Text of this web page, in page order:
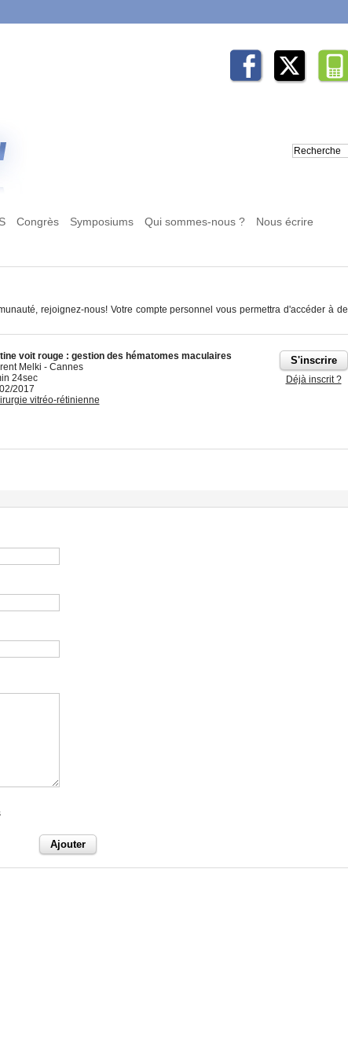
Congrès Symposiums Qui sommes-nous ? Nous écrire
rejoignez-nous! Votre compte personnel vous permettra d'accéder à de
Déjà inscrit ?
voit rouge : gestion des hématomes maculaires
Melki - Cannes
24sec
2017
vitréo-rétinienne